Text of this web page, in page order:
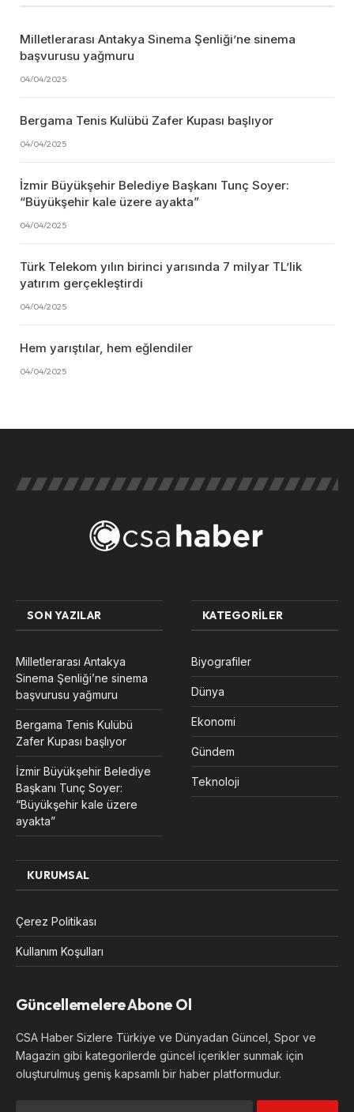
Milletlerarası Antakya Sinema Şenliği’ne sinema
başvurusu yağmuru
04/04/2025
Bergama Tenis Kulübü Zafer Kupası başlıyor
04/04/2025
İzmir Büyükşehir Belediye Başkanı Tunç Soyer:
“Büyükşehir kale üzere ayakta”
04/04/2025
Türk Telekom yılın birinci yarısında 7 milyar TL’lik
yatırım gerçekleştirdi
04/04/2025
Hem yarıştılar, hem eğlendiler
04/04/2025
SON YAZILAR
Milletlerarası Antakya
Sinema Şenliği’ne sinema
başvurusu yağmuru
Bergama Tenis Kulübü
Zafer Kupası başlıyor
İzmir Büyükşehir Belediye
Başkanı Tunç Soyer:
“Büyükşehir kale üzere
ayakta”
KATEGORILER
Biyografiler
Dünya
Ekonomi
Gündem
Teknoloji
KURUMSAL
Çerez Politikası
Kullanım Koşulları
Güncellemelere Abone Ol
CSA Haber Sizlere Türkiye ve Dünyadan Güncel, Spor ve
Magazin gibi kategorilerde güncel içerikler sunmak için
oluşturulmuş geniş kapsamlı bir haber platformudur.